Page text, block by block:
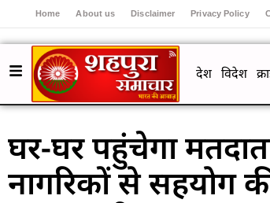
Home About us Disclaimer Privacy Policy
देश विदेश
घर-घर पहुंचेगा
नागरिकों से सहयोग